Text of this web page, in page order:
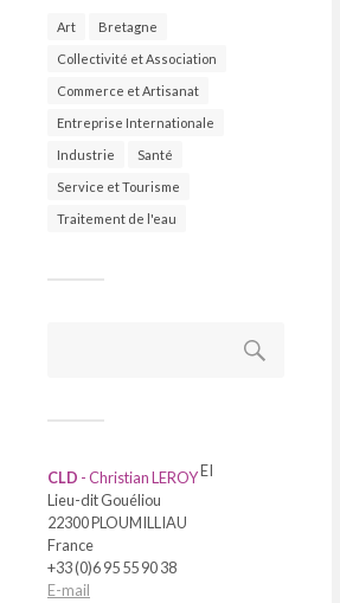
Art Bretagne
Collectivité et Association
Commerce et Artisanat
Entreprise Internationale
Industrie Santé
Service et Tourisme
Traitement de l'eau
CLD - Christian LEROYEI
Lieu-dit Gouéliou
22300 PLOUMILLIAU
France
+33 (0)6 95 55 90 38
E-mail